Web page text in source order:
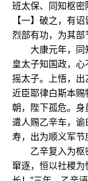
班太保、同知枢密
【一】破之，有
烈部有功，为其部
大康元年，同知
皇太子知国政，
摇太子。上悟，
近臣耶律白斯本赐
朝，陛下孤危。身
遣人赐乙辛车，谕
寿，出为顺义军节
乙辛复入为枢密
窜逐，恒以社稷为